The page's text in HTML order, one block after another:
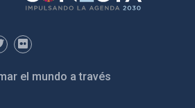
el mundo a través